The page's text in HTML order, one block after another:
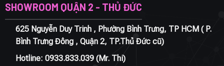
SHOWROOM QUẬN 2 - THỦ ĐỨC
625 Nguyễn Duy Trinh , Phường Bình Trưng, TP HCM ( P.
Bình Trưng Đông , Quận 2, TP.Thủ Đức cũ)
Hotline: 0933.833.039(Mr. Thi)